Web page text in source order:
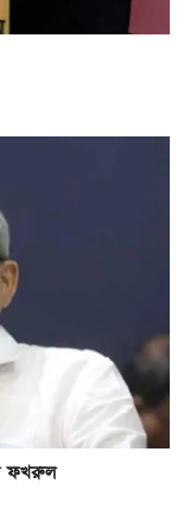
ফখরুল